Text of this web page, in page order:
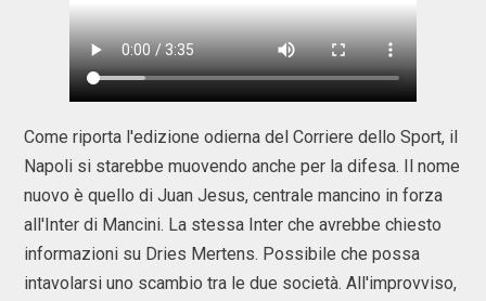
Come riporta l'edizione odierna del Corriere dello Sport, il
Napoli si starebbe muovendo anche per la difesa. Il nome
nuovo è quello di Juan Jesus, centrale mancino in forza
all'Inter di Mancini. La stessa Inter che avrebbe chiesto
informazioni su Dries Mertens. Possibile che possa
intavolarsi uno scambio tra le due società. All'improvviso,